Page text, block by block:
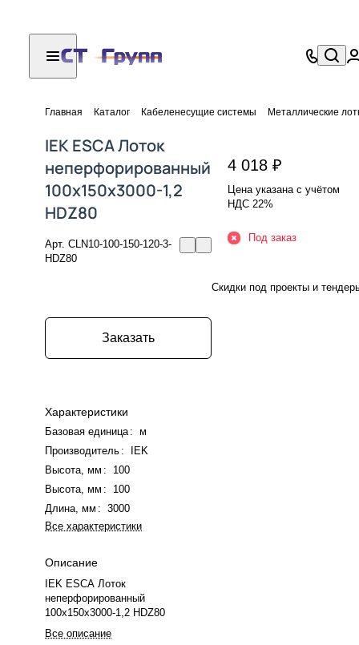
Главная Каталог Кабеленесущие системы Металлические
IEK ESCA Лоток
неперфорированный
100х150х3000-1,2
HDZ80
Арт. CLN10-100-150-120-3-
HDZ80
Заказать
Характеристики
Базовая единица : м
Производитель :
IEK
Высота, мм :
100
Высота, мм :
100
Длина, мм : 3000
Все характеристики
Описание
IEK ESCA Лоток
неперфорированный
100х150х3000-1,2 HDZ80
Все описание
4 018 ₽
Цена указана с учётом
НДС 22%
Под заказ
Скидки под проекты и